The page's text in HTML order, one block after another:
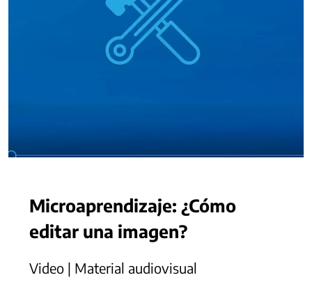
Microaprendizaje: ¿Cómo
editar una imagen?
Video | Material audiovisual